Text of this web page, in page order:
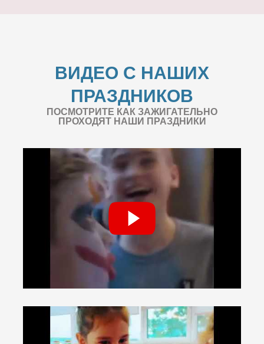
ВИДЕО С НАШИХ
ПРАЗДНИКОВ
ПОСМОТРИТЕ КАК ЗАЖИГАТЕЛЬНО
ПРОХОДЯТ НАШИ ПРАЗДНИКИ